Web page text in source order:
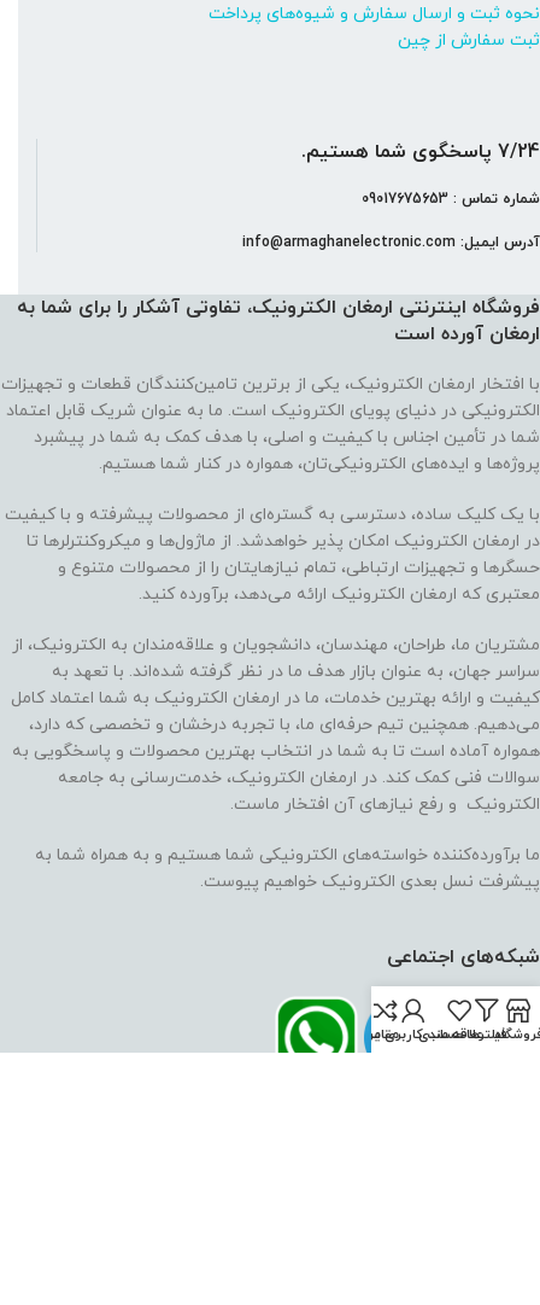
نحوه ثبت و ارسال سفارش و شیوه‌های پرداخت
ثبت سفارش از چین
7/24 پاسخگوی شما هستیم.
شماره تماس : 09017675653
آدرس ایمیل: info@armaghanelectronic.com
فروشگاه اینترنتی ارمغان الکترونیک، تفاوتی آشکار را برای شما به
ارمغان آورده‌ است
با افتخار ارمغان الکترونیک، یکی از برترین تامین‌کنندگان قطعات و تجهیزات
الکترونیکی در دنیای پویای الکترونیک است. ما به عنوان شریک قابل اعتماد
شما در تأمین اجناس با کیفیت و اصلی، با هدف کمک به شما در پیشبرد
پروژه‌ها و ایده‌های الکترونیکی‌تان، همواره در کنار شما هستیم.
با یک کلیک ساده، دسترسی به گستره‌ای از محصولات پیشرفته و با کیفیت
در ارمغان الکترونیک امکان پذیر خواهدشد. از ماژول‌ها و میکروکنترلرها تا
حسگرها و تجهیزات ارتباطی، تمام نیازهایتان را از محصولات متنوع و
معتبری که ارمغان الکترونیک ارائه می‌دهد، برآورده کنید.
مشتریان ما، طراحان، مهندسان، دانشجویان و علاقه‌مندان به الکترونیک، از
سراسر جهان، به عنوان بازار هدف ما در نظر گرفته شده‌اند. با تعهد به
کیفیت و ارائه بهترین خدمات، ما در ارمغان الکترونیک به شما اعتماد کامل
می‌دهیم. همچنین تیم حرفه‌ای ما، با تجربه درخشان و تخصصی که دارد،
همواره آماده است تا به شما در انتخاب بهترین محصولات و پاسخگویی به
سوالات فنی کمک کند. در ارمغان الکترونیک، خدمت‌رسانی به جامعه
الکترونیک و رفع نیازهای آن افتخار ماست.
ما برآورده‌کننده خواسته‌های الکترونیکی شما هستیم و به همراه شما به
پیشرفت نسل بعدی الکترونیک خواهیم پیوست.
شبکه‌های اجتماعی
فیلترهاعلاقه مندی
حساب کاربری من
مقایسه